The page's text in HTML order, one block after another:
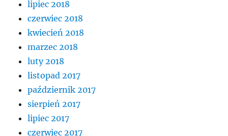
lipiec 2018
czerwiec 2018
kwiecień 2018
marzec 2018
luty 2018
listopad 2017
październik 2017
sierpień 2017
lipiec 2017
czerwiec 2017